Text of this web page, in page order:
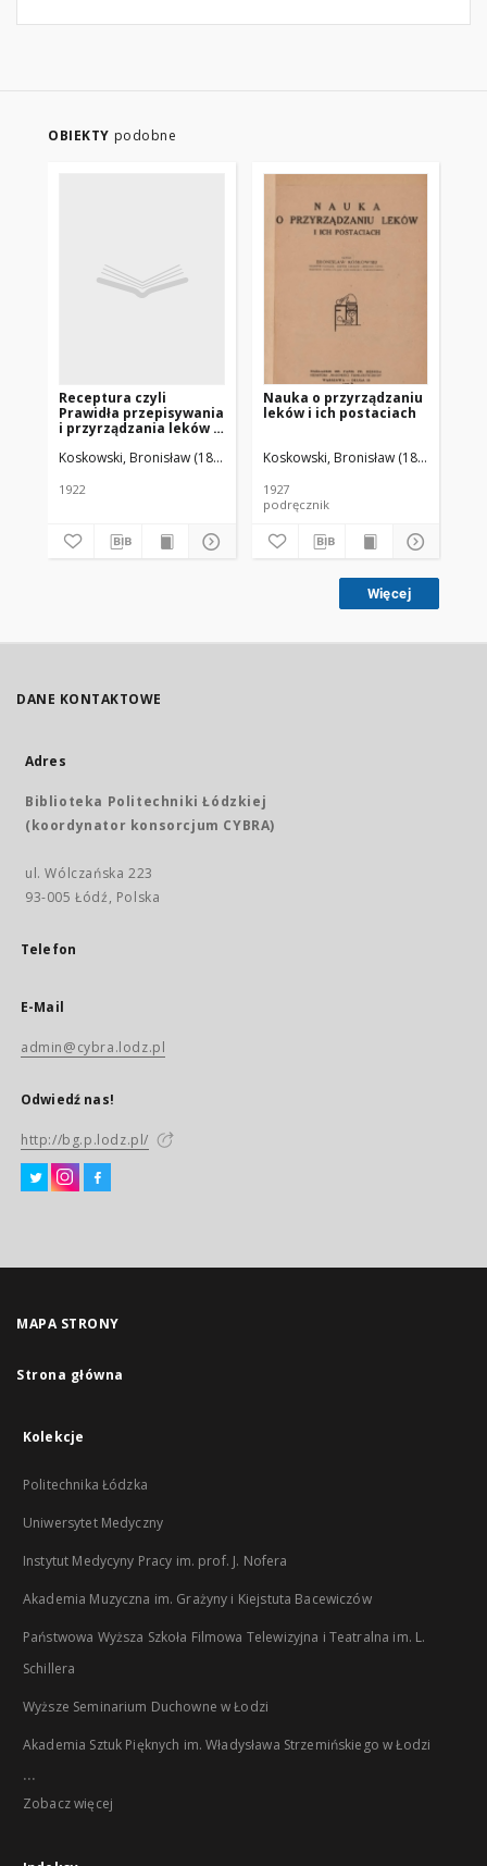
OBIEKTY podobne
Receptura czyli
Prawidła przepisywania
i przyrządzania leków /
Koskowski, Bronisław (1863-1946)
1922
Nauka o przyrządzaniu
leków i ich postaciach
Koskowski, Bronisław (1863-1946)
1927
podręcznik
Więcej
DANE KONTAKTOWE
Adres
Biblioteka Politechniki Łódzkiej
(koordynator konsorcjum CYBRA)
ul. Wólczańska 223
93-005 Łódź, Polska
Telefon
E-Mail
admin@cybra.lodz.pl
Odwiedź nas!
http://bg.p.lodz.pl/
MAPA STRONY
Strona główna
Kolekcje
Politechnika Łódzka
Uniwersytet Medyczny
Instytut Medycyny Pracy im. prof. J. Nofera
Akademia Muzyczna im. Grażyny i Kiejstuta Bacewiczów
Państwowa Wyższa Szkoła Filmowa Telewizyjna i Teatralna im. L.
Schillera
Wyższe Seminarium Duchowne w Łodzi
Akademia Sztuk Pięknych im. Władysława Strzemińskiego w Łodzi
...
Zobacz więcej